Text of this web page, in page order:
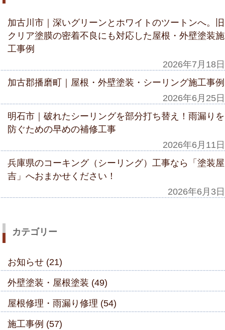
加古川市｜深いグリーンとホワイトのツートンへ。旧
クリア塗膜の密着不良にも対応した屋根・外壁塗装施
工事例
2026年7月18日
加古郡播磨町｜屋根・外壁塗装・シーリング施工事例
2026年6月25日
明石市｜破れたシーリングを部分打ち替え！雨漏りを
防ぐための早めの補修工事
2026年6月11日
兵庫県のコーキング（シーリング）工事なら「塗装屋
吉」へおまかせください！
2026年6月3日
カテゴリー
お知らせ (21)
外壁塗装・屋根塗装 (49)
屋根修理・雨漏り修理 (54)
施工事例 (57)